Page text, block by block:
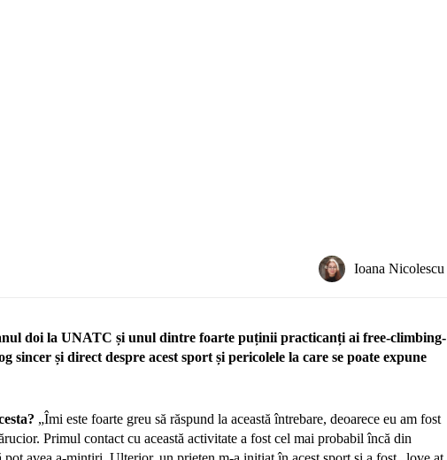
Ioana Nicolescu
doi la UNATC și unul dintre foarte puținii practicanți ai free-climbing-
sincer și direct despre acest sport și pericolele la care se poate expune
„Îmi este foarte greu să răspund la această întrebare, deoarece eu am fost
Primul contact cu această activitate a fost cel mai probabil încă din